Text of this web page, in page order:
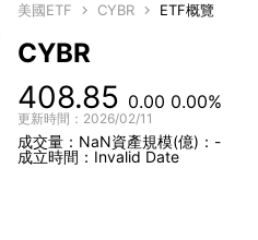
美國ETF CYBR ETF概覽
CYBR
408.85 0.00 0.00%
更新時間：2026/02/11
成交量：NaN資產規模(億)：-
成立時間：Invalid Date